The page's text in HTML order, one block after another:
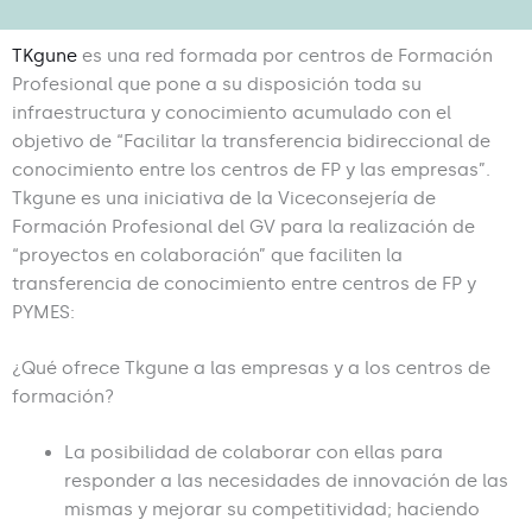
TKgune es una red formada por centros de Formación
Profesional que pone a su disposición toda su
infraestructura y conocimiento acumulado con el
objetivo de “Facilitar la transferencia bidireccional de
conocimiento entre los centros de FP y las empresas”.
Tkgune es una iniciativa de la Viceconsejería de
Formación Profesional del GV para la realización de
“proyectos en colaboración” que faciliten la
transferencia de conocimiento entre centros de FP y
PYMES:
¿Qué ofrece Tkgune a las empresas y a los centros de
formación?
La posibilidad de colaborar con ellas para
responder a las necesidades de innovación de las
mismas y mejorar su competitividad; haciendo